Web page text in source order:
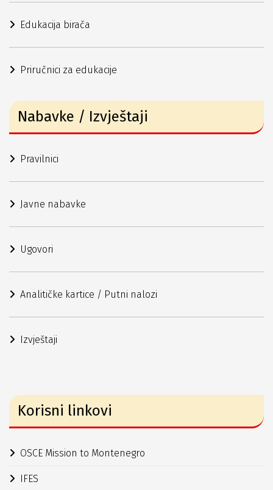
Edukacija birača
Priručnici za edukacije
Nabavke / Izvještaji
Pravilnici
Javne nabavke
Ugovori
Analitičke kartice / Putni nalozi
Izvještaji
Korisni linkovi
OSCE Mission to Montenegro
IFES